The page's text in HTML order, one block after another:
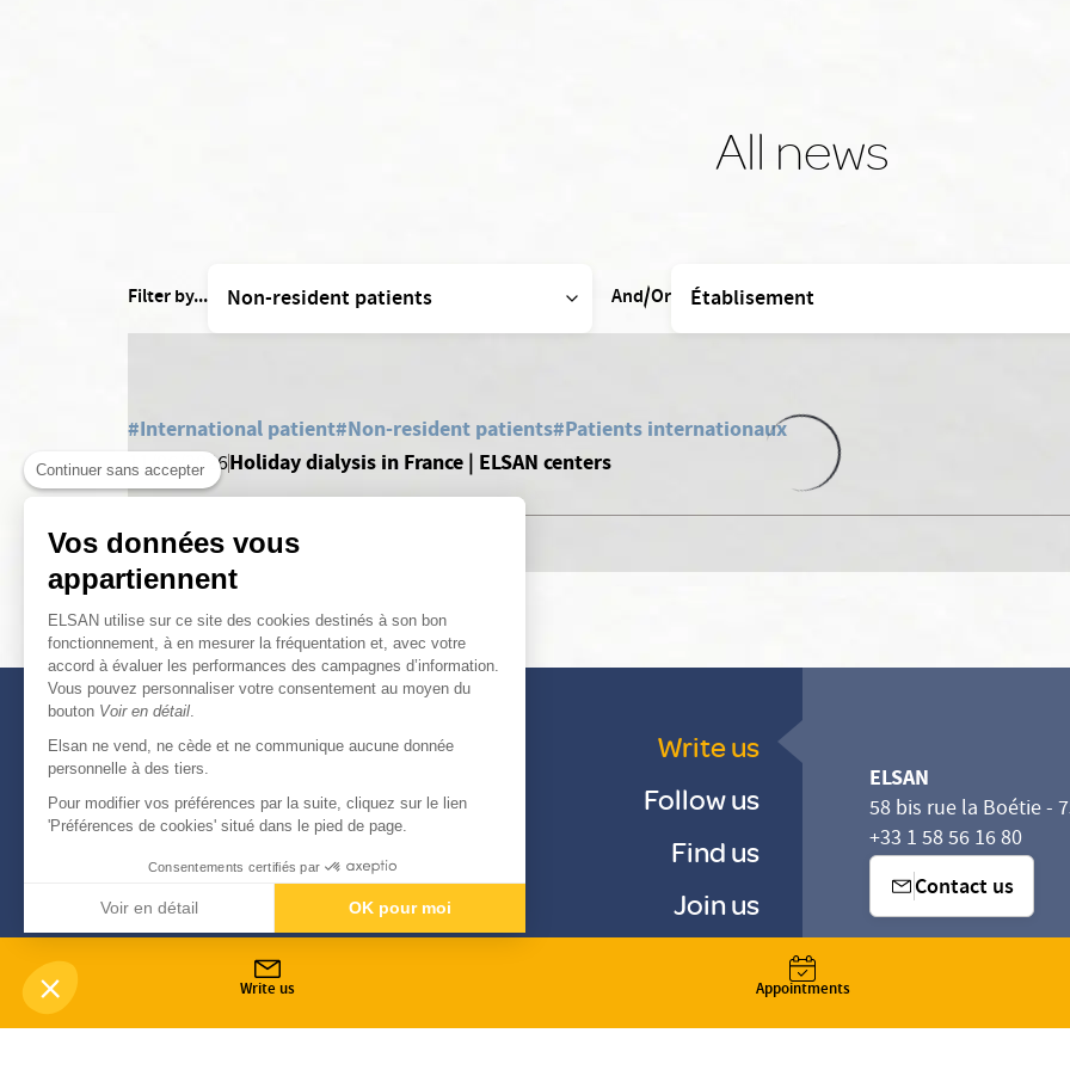
Continuer sans accepter
Vos données vous
appartiennent
ELSAN utilise sur ce site des cookies destinés à son bon
fonctionnement, à en mesurer la fréquentation et, avec votre
accord à évaluer les performances des campagnes d’information.
Vous pouvez personnaliser votre consentement au moyen du
bouton Voir en détail
Elsan ne vend, ne cède et ne communique aucune donnée
personnelle à des tiers.
Pour modifier vos préférences par la suite, cliquez sur le lien
'Préférences de cookies' situé dans le pied de page.
Consentements certifiés par
Voir en détail OK pour moi
Notre plateforme vous permet d'adapter et de gérer vos paramètres de confidentialité, en garantissant la
Write us Appointments
All news
Filter by... And/Or
#International patient#Non-resident patients#Patients internationaux
11/06/2026Holiday dialysis in France | ELSAN centers
Write us
Follow us
Find us
Join us
ELSAN
58 bis rue la Boétie -
+33 1 58 56 16 80
Contact us
ElsanMentions Légales Droits & Devoirs-Agence digitale : VOID